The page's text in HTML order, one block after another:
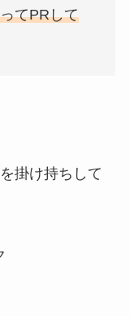
てPRして
掛け持ちして